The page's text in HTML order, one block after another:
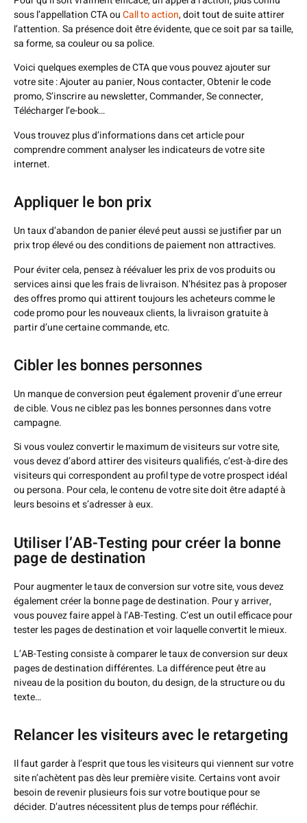
sous l’appellation CTA ouCall to action, doit tout de suite attirer
l’attention. Sa présence doit être évidente, que ce soit par sa taille,
sa forme, sa couleur ou sa police.
Voici quelques exemples de CTA que vous pouvez ajouter sur
votre site : Ajouter au panier, Nous contacter, Obtenir le code
promo, S’inscrire au newsletter, Commander, Se connecter,
Télécharger l’e-book…
Vous trouvez plus d’informations dans cet article pour
comprendre comment analyser les indicateurs de votre site
internet.
Appliquer le bon prix
Un taux d’abandon de panier élevé peut aussi se justifier par un
prix trop élevé ou des conditions de paiement non attractives.
Pour éviter cela, pensez à réévaluer les prix de vos produits ou
services ainsi que les frais de livraison. N’hésitez pas à proposer
des offres promo qui attirent toujours les acheteurs comme le
code promo pour les nouveaux clients, la livraison gratuite à
partir d’une certaine commande, etc.
Cibler les bonnes personnes
Un manque de conversion peut également provenir d’une erreur
de cible. Vous ne ciblez pas les bonnes personnes dans votre
campagne.
Si vous voulez convertir le maximum de visiteurs sur votre site,
vous devez d’abord attirer des visiteurs qualifiés, c’est-à-dire des
visiteurs qui correspondent au profil type de votre prospect idéal
ou persona. Pour cela, le contenu de votre site doit être adapté à
leurs besoins et s’adresser à eux.
Utiliser l’AB-Testing pour créer la bonne
page de destination
Pour augmenter le taux de conversion sur votre site, vous devez
également créer la bonne page de destination. Pour y arriver,
vous pouvez faire appel à l’AB-Testing. C’est un outil efficace pour
tester les pages de destination et voir laquelle convertit le mieux.
L’AB-Testing consiste à comparer le taux de conversion sur deux
pages de destination différentes. La différence peut être au
niveau de la position du bouton, du design, de la structure ou du
texte…
Relancer les visiteurs avec le retargeting
Il faut garder à l’esprit que tous les visiteurs qui viennent sur votre
site n’achètent pas dès leur première visite. Certains vont avoir
besoin de revenir plusieurs fois sur votre boutique pour se
décider. D’autres nécessitent plus de temps pour réfléchir.